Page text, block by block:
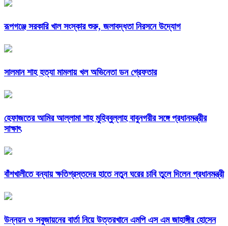
রূপগঞ্জে সরকারি খাল সংস্কার শুরু, জলাবদ্ধতা নিরসনে উদ্যোগ
সালমান শাহ হত্যা মামলায় খল অভিনেতা ডন গ্রেফতার
হেফাজতের আমির আল্লামা শাহ মুহিব্বুল্লাহ বাবুনগরীর সঙ্গে প্রধানমন্ত্রীর
সাক্ষাৎ
বাঁশখালীতে বন্যায় ক্ষতিগ্রস্তদের হাতে নতুন ঘরের চাবি তুলে দিলেন প্রধানমন্ত্রী
উন্নয়ন ও সবুজায়নের বার্তা নিয়ে উত্তরখানে এমপি এস এম জাহাঙ্গীর হোসেন